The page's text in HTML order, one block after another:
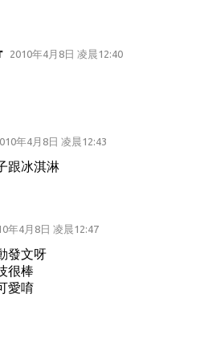
2010年4月8日 凌晨12:40
年4月8日 凌晨12:43
跟冰淇淋
年4月8日 凌晨12:47
發文呀
很棒
愛唷